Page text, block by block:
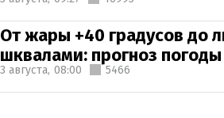
От жары +40 градусов до
шквалами: прогноз
3 августа, 08:00 5466